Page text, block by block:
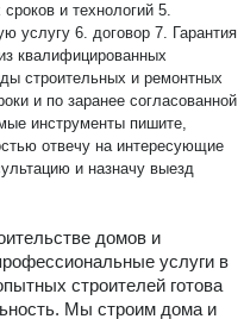
и технологий 5.
услугу 6. договор 7. Гарантия
квалифицированных
строительных и ремонтных
и по заранее согласованной
отвечу на интересующие
и назначу выезд
домов и
услуги в
строителей готова
Мы строим дома и